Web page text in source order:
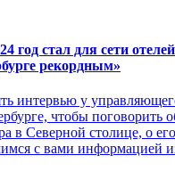
год стал для сети
рекордным»
интервью у
чтобы поговорить
в Северной столице, о
с вами информацией